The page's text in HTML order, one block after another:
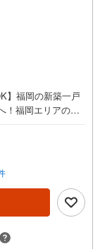
】福岡の新築一戸
！福岡エリアの最
ップいたしま
ート/【プロ目線
め多数の金融機
ンや今注目の低
を持たせるための
トワーク軽い安心
日・夜間の現地案